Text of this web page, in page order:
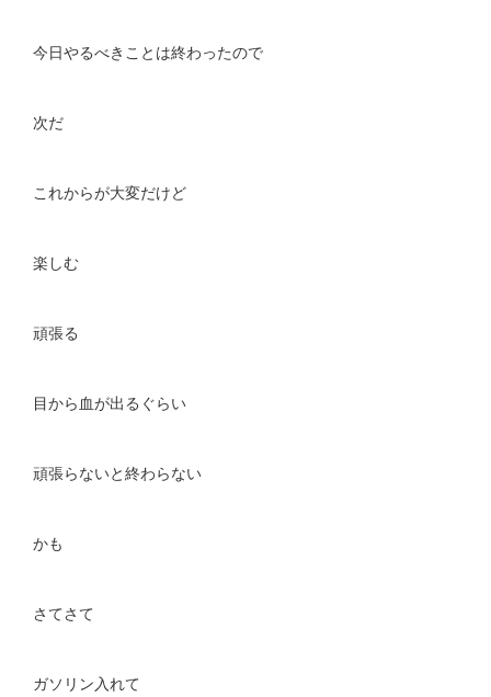
今日やるべきことは終わったので
次だ
これからが大変だけど
楽しむ
頑張る
目から血が出るぐらい
頑張らないと終わらない
かも
さてさて
ガソリン入れて